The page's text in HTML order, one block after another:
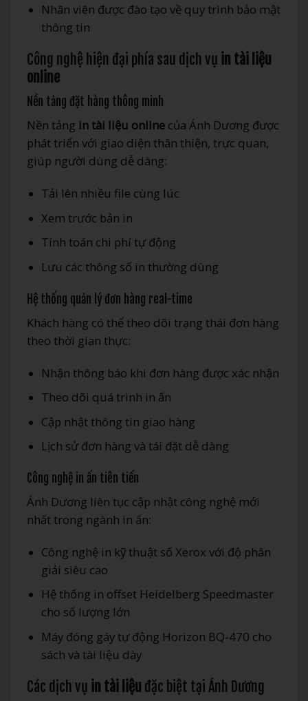
Nhân viên được đào tạo về quy trình bảo mật
thông tin
Công nghệ hiện đại phía sau dịch vụ in tài liệu
online
Nền tảng đặt hàng thông minh
Nền tảng in tài liệu online của Ánh Dương được
phát triển với giao diện thân thiện, trực quan,
giúp người dùng dễ dàng:
Tải lên nhiều file cùng lúc
Xem trước bản in
Tính toán chi phí tự động
Lưu các thông số in thường dùng
Hệ thống quản lý đơn hàng real-time
Khách hàng có thể theo dõi trạng thái đơn hàng
theo thời gian thực:
Nhận thông báo khi đơn hàng được xác nhận
Theo dõi quá trình in ấn
Cập nhật thông tin giao hàng
Lịch sử đơn hàng và tái đặt dễ dàng
Công nghệ in ấn tiên tiến
Ánh Dương liên tục cập nhật công nghệ mới
nhất trong ngành in ấn:
Công nghệ in kỹ thuật số Xerox với độ phân
giải siêu cao
Hệ thống in offset Heidelberg Speedmaster
cho số lượng lớn
Máy đóng gáy tự động Horizon BQ-470 cho
sách và tài liệu dày
Các dịch vụ in tài liệu đặc biệt tại Ánh Dương